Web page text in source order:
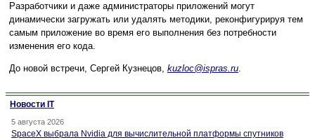
Разработчики и даже администраторы приложений могут
динамически загружать или удалять методики, реконфигурируя тем
самым приложение во время его выполнения без потребности
изменения его кода.
До новой встречи, Сергей Кузнецов, kuzloc@ispras.ru.
Новости IT
5 августа 2026
SpaceX выбрала Nvidia для вычислительной платформы спутников